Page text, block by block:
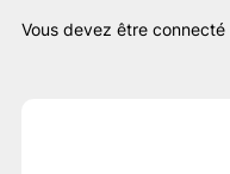
Vous devez être connecté